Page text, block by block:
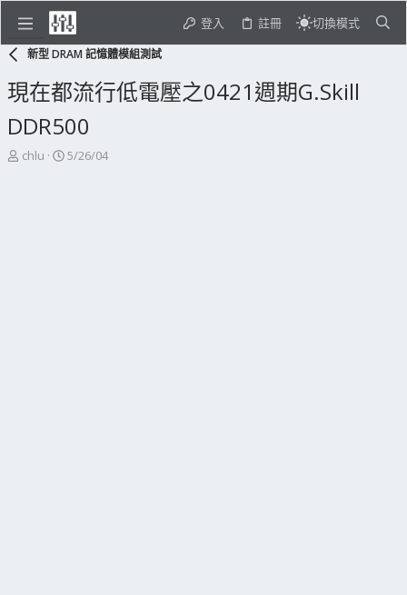
登入 註冊 切換模式
新型 DRAM 記憶體模組測試
現在都流行低電壓之0421週期G.Skill
DDR500
主
chlu
開
5/26/04